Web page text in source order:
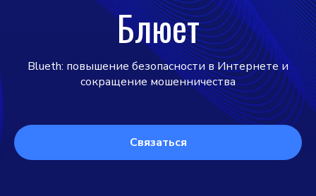
Блюет
Blueth: повышение безопасности в Интернете и
сокращение мошенничества
Связаться